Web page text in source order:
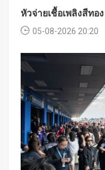
หัวจ่ายเชื้อเพลิงสีทอง
05-08-2026 20:20